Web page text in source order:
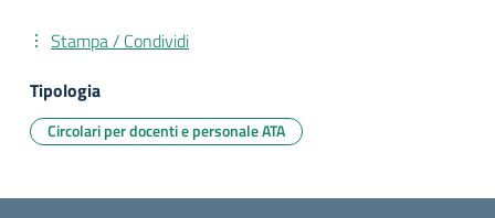
Stampa / Condividi
Tipologia
Circolari per docenti e personale ATA